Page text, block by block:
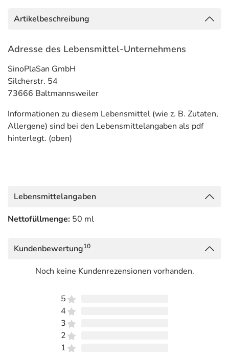
Artikelbeschreibung
Adresse des Lebensmittel-Unternehmens
SinoPlaSan GmbH
Silcherstr. 54
73666 Baltmannsweiler
Informationen zu diesem Lebensmittel (wie z. B. Zutaten,
Allergene) sind bei den Lebensmittelangaben als pdf
hinterlegt. (oben)
Lebensmittelangaben
Nettofüllmenge: 50 ml
Kundenbewertung10
Noch keine Kundenrezensionen vorhanden.
5
4
3
2
1